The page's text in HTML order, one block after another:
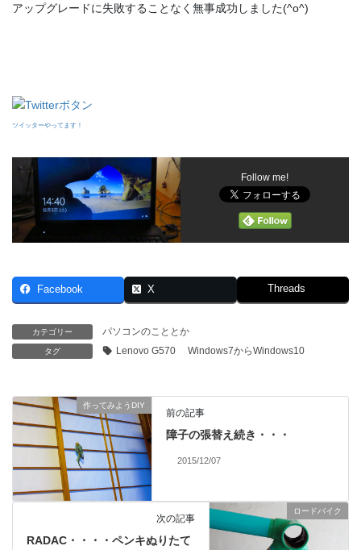
アップグレードに失敗することなく無事成功しました(^o^)
ツイッターやってます！
Follow me!
Facebook X Threads
カテゴリー パソコンのこととか
タグ Lenovo G570 Windows7からWindows10
作ってみようDIY
前の記事
障子の張替え続き・・・
2015/12/07
ロードバイク
次の記事
RADAC・・・・ペンキぬりたて